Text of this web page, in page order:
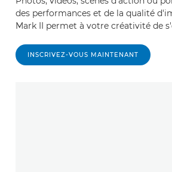
des performances et de la qualité
Mark II permet à votre créativité de
INSCRIVEZ-VOUS MAINTENANT